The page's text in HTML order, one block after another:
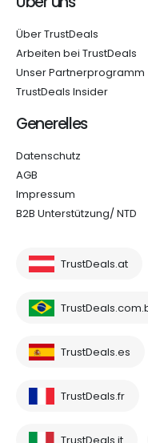
Über TrustDeals
Arbeiten bei TrustDeals
Unser Partnerprogramm
TrustDeals Insider
Generelles
Datenschutz
AGB
Impressum
B2B Unterstützung/ NTD
TrustDeals.at
TrustDeals.es
TrustDeals.fr